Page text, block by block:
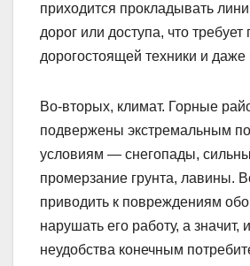
приходится прокладывать
дорог или доступа, что
дорогостоящей техники и даже
Во-вторых, климат. Горные
подвержены экстремальным
условиям — снегопады,
промерзание грунта, лавины.
приводить к повреждениям
нарушать его работу, а значит,
неудобства конечным